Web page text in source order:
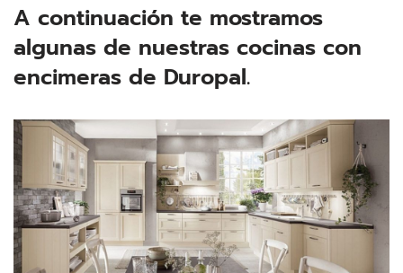
A continuación te mostramos
algunas de nuestras cocinas con
encimeras de Duropal.